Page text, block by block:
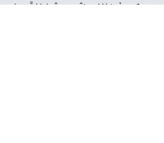
sàn gỗ khá rộng, một nơi lý tưởng được